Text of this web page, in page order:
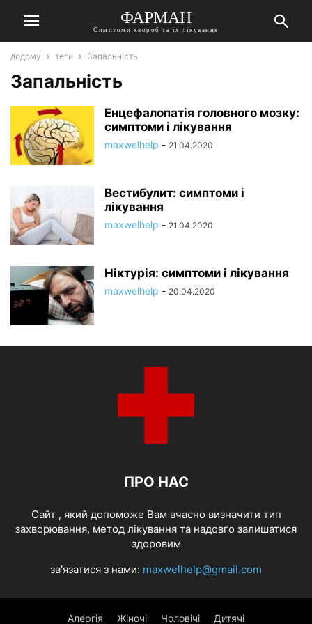
ФАРМАН
Симптоми хвороб та їх лікування
додому теги Запальність
Запальність
Енцефалопатія головного мозку:
симптоми і лікування
maxwelhelp - 21.04.2020
Вестибулит: симптоми і
лікування
maxwelhelp - 21.04.2020
Ніктурія: симптоми і лікування
maxwelhelp - 20.04.2020
ПРО НАС
Cайт , який допоможе Вам вчасно визначити тип
захворювання, метод лікування та надовго залишатися
здоровим
зв'язатися з нами: maxwelhelp@gmail.com
Алергія Жіночі Чоловічі Дитячі